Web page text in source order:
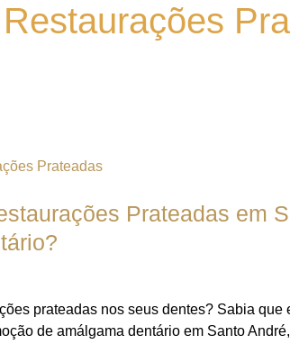
Prateadas em
prateadas nos seus dentes? Sabia
de amálgama dentário em Santo